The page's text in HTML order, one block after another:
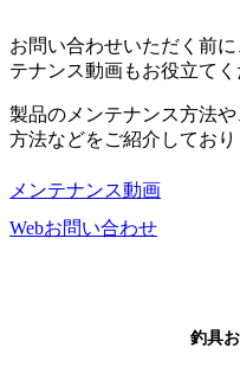
お問い合わせいただく前
テナンス動画もお役立てく
製品のメンテナンス方法
方法などをご紹介しており
メンテナンス動画
Webお問い合わせ
釣具